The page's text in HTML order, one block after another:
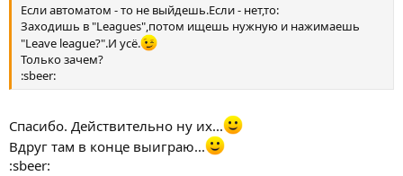
Если автоматом - то не выйдешь.Если - нет,то:
Заходишь в "Leagues",потом ищешь нужную и нажимаешь
"Leave league?".И усё.
Только зачем?
:sbeer:
Спасибо. Действительно ну их...
Вдруг там в конце выиграю...
:sbeer: